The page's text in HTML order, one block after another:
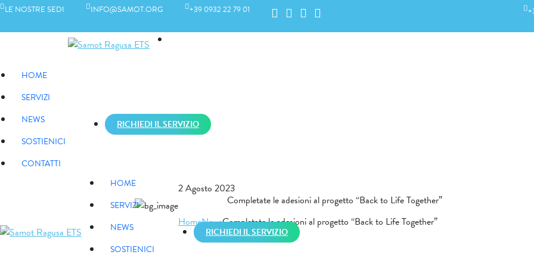
LE NOSTRE SEDI INFO@SAMOT.ORG +39 0932 22 79 01
HOME
SERVIZI
NEWS
SOSTIENICI
CONTATTI
RICHIEDI IL SERVIZIO
HOME
SERVIZI
NEWS
SOSTIENICI
RICHIEDI IL SERVIZIO
LE NOSTRE SEDI
2 Agosto 2023
Completate le adesioni al progetto “Back to Life Together”
HomeNewsCompletate le adesioni al progetto “Back to Life Together”